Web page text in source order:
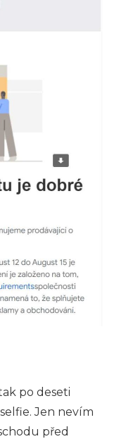
po deseti
Jen nevím
před